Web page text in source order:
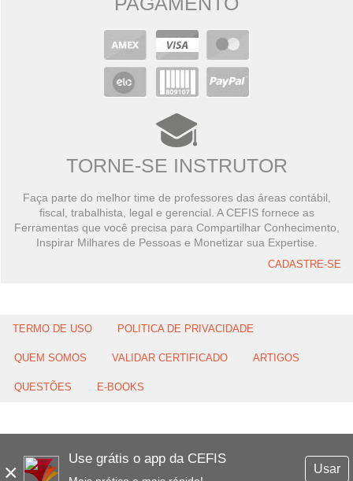
×
Use grátis o app da CEFIS
Usar
TORNE-SE INSTRUTOR
Faça parte do melhor time de professores das áreas contábil,
fiscal, trabalhista, legal e gerencial. A CEFIS fornece as
Ferramentas que você precisa para Compartilhar Conhecimento,
Inspirar Milhares de Pessoas e Monetizar sua Expertise.
CADASTRE-SE
TERMO DE USO POLITICA DE PRIVACIDADE
QUEM SOMOS VALIDAR CERTIFICADO ARTIGOS
QUESTÕES E-BOOKS